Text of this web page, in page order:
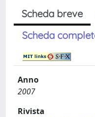
Scheda breve
Scheda
Anno
2007
Rivista